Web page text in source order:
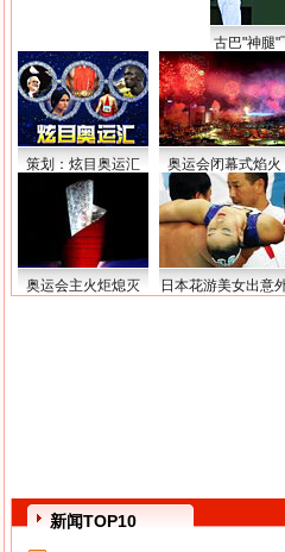
古巴"神腿"
策划：炫目奥运汇 奥运会闭幕式焰火
奥运会主火炬熄灭 日本花游美女出意
新闻TOP10